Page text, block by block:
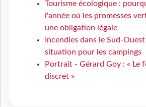
Tourisme écologique :
l'année où les promesses
une obligation légale
Incendies dans le Sud-
situation pour les campings
Portrait - Gérard Goy : « Le
discret »